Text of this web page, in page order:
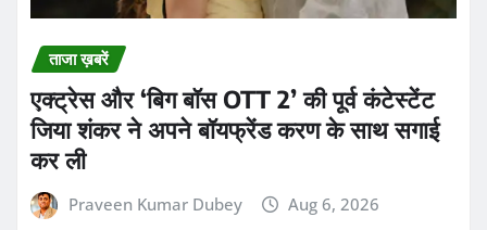
एक्ट्रेस और ‘बिग बॉस OTT 2’ की पूर्व कंटेस्टेंट
जिया शंकर ने अपने बॉयफ्रेंड करण के साथ सगाई
कर ली
Praveen Kumar Dubey Aug 6, 2026